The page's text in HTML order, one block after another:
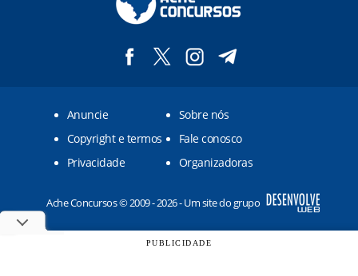
Anuncie
Sobre nós
Copyright e termos
Fale conosco
Privacidade
Organizadoras
Ache Concursos © 2009 - 2026 - Um site do grupo
PUBLICIDADE